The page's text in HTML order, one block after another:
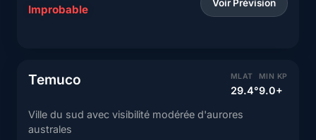
Improbable Voir Prévision
Temuco MLAT
29.4°
MIN KP
9.0+
Ville du sud avec visibilité modérée d'aurores
australes